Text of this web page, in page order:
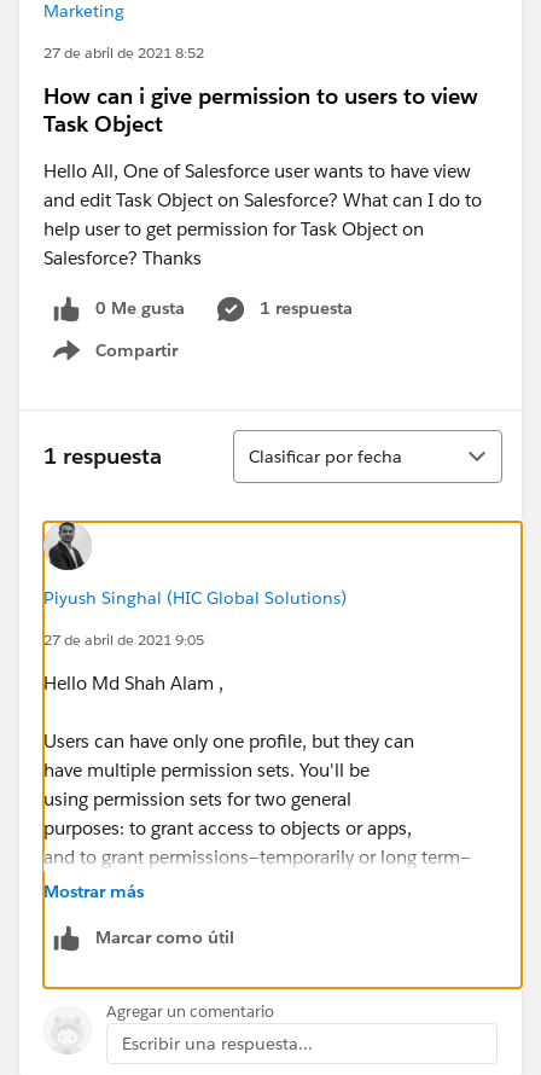
Marketing
27 de abril de 2021 8:52
How can i give permission to users to view
Task Object
Hello All, One of Salesforce user wants to have view
and edit Task Object on Salesforce? What can I do to
help user to get permission for Task Object on
Salesforce? Thanks
0 Me gusta
1 respuesta
Compartir
Show menu
1 respuesta
Ordenar
Clasificar por fecha
Piyush Singhal (HIC Global Solutions)
27 de abril de 2021 9:05
Hello Md Shah Alam ,
Users can have only one profile, but they can
have multiple permission sets. You'll be
using permission sets for two general
purposes: to grant access to objects or apps,
and to grant permissions—temporarily or long term—
to specific fields.
Follow the below link.
https://www.simplysfdc.com/2015/01/salesforce-
activity-controlled-by-parent.html
Mostrar más
Marcar como útil
Agregar un comentario
Escribir una respuesta...